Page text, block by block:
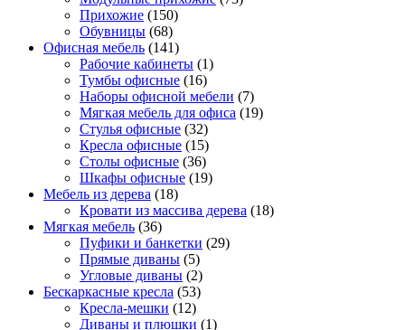
Прихожие (150)
Обувницы (68)
Офисная мебель (141)
Рабочие кабинеты (1)
Тумбы офисные (16)
Наборы офисной мебели (7)
Мягкая мебель для офиса (19)
Стулья офисные (32)
Кресла офисные (15)
Столы офисные (36)
Шкафы офисные (19)
Мебель из дерева (18)
Кровати из массива дерева (18)
Мягкая мебель (36)
Пуфики и банкетки (29)
Прямые диваны (5)
Угловые диваны (2)
Бескаркасные кресла (53)
Кресла-мешки (12)
Диваны и плюшки (1)